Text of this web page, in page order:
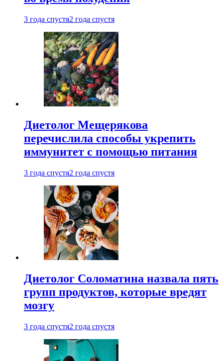
3 года спустя2 года спустя
Диетолог Мещерякова
перечислила способы укрепить
иммунитет с помощью питания
3 года спустя2 года спустя
Диетолог Соломатина назвала пять
групп продуктов, которые вредят
мозгу
3 года спустя2 года спустя